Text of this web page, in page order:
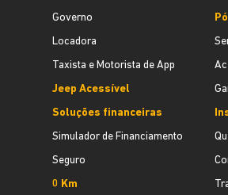
Governo
Locadora
Taxista e Motorista de App
Jeep Acessível
Soluções financeiras
Simulador de Financiamento
Seguro
0 Km